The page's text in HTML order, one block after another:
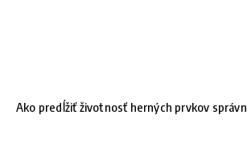
Ako predĺžiť životnosť herných prvkov